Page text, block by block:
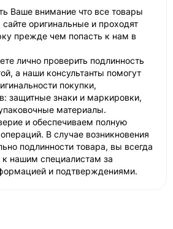
Ваше внимание что все товары
оригинальные и проходят
прежде чем попасть к нам в
лично проверить подлинность
а наши консультанты помогут
покупки,
защитные знаки и маркировки,
материалы.
и обеспечиваем полную
В случае возникновения
подлинности товара, вы всегда
к нашим специалистам за
и подтверждениями.